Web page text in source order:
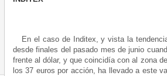
En el caso de Inditex, y vista la
desde finales del pasado mes de junio
frente al dólar, y que coincidía con al zona
los 37 euros por acción, ha llevado a este